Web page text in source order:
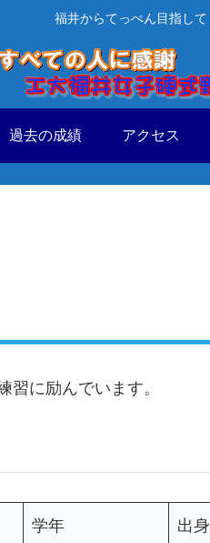
福井からてっぺん目指して
過去の成績 アクセス
に励んでいます。
学年 出身